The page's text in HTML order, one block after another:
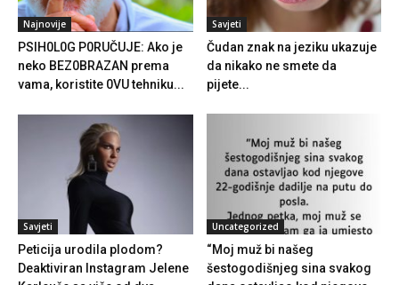
Najnovije
PSIH0L0G P0RUČUJE: Ako je
neko BEZ0BRAZAN prema
vama, koristite 0VU tehniku...
Savjeti
Čudan znak na jeziku ukazuje
da nikako ne smete da
pijete...
Savjeti
Peticija urodila plodom?
Deaktiviran Instagram Jelene
Uncategorized
“Moj muž bi našeg
šestogodišnjeg sina svakog